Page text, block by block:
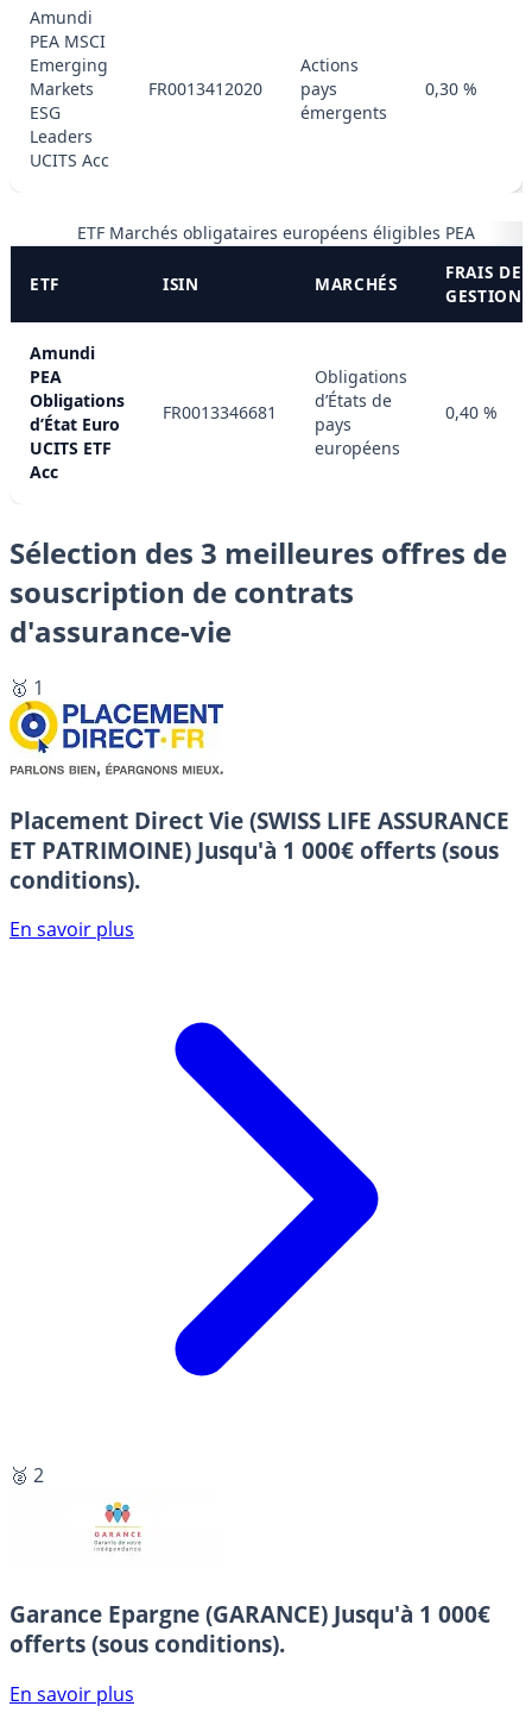
Amundi
PEA MSCI
Emerging
Markets
ESG
Leaders
UCITS Acc
FR0013412020
Actions
pays
émergents
0,30 %
ETF Marchés obligataires européens éligibles PEA
ETF ISIN MARCHÉS
FRAIS DE
GESTION
Amundi
PEA
Obligations
d’État Euro
UCITS ETF
Acc
FR0013346681
Obligations
d’États de
pays
européens
0,40 %
Sélection des 3 meilleures offres de
souscription de contrats
d'assurance-vie
🥇 1
Placement Direct Vie (SWISS LIFE ASSURANCE
ET PATRIMOINE) Jusqu'à 1 000€ offerts (sous
conditions).
En savoir plus
🥈 2
Garance Epargne (GARANCE) Jusqu'à 1 000€
offerts (sous conditions).
En savoir plus